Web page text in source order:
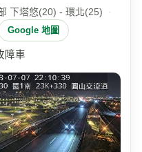
下塔悠(20) - 環北(25)
·
Google 地圖
障車